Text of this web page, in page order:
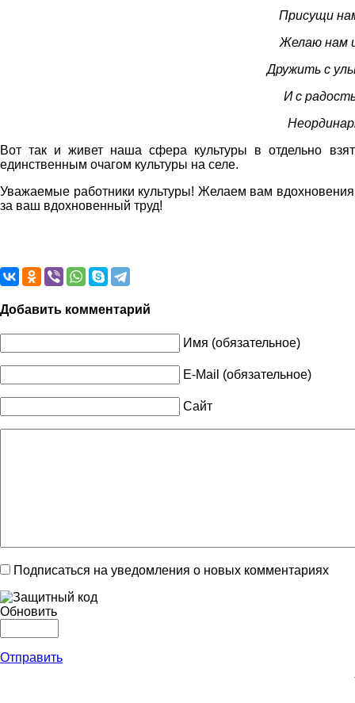
Присущи
Желаю нам
Дружить с
И с
Вот так и живет наша сфера культуры в отдельно
единственным очагом культуры на селе.
Уважаемые работники культуры! Желаем вам
за ваш вдохновенный труд!
Добавить комментарий
Имя (обязательное)
E-Mail (обязательное)
Сайт
Подписаться на уведомления о новых комментариях
Обновить
Отправить